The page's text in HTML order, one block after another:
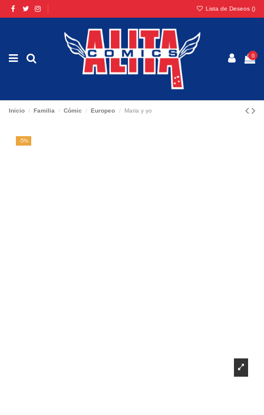
Lista de Deseos ()
0
Inicio Familia Cómic Europeo Maria y yo
-5%